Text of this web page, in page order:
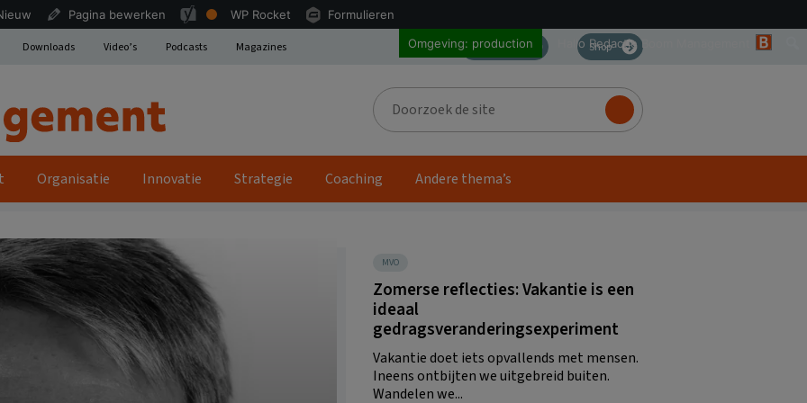
Pagina bewerken SEO
OK
WP Rocket
Formulieren
Omgeving: production
Hallo Redactie Boom Management
Downloads Video’s Podcasts Magazines Academy Shop
Doorzoek
de
site
Organisatie Innovatie Strategie Coaching Andere thema’s
MVO
Zomerse reflecties: Vakantie is een
ideaal
gedragsveranderingsexperiment
Vakantie doet iets opvallends met mensen.
Ineens ontbijten we uitgebreid buiten.
Wandelen we...